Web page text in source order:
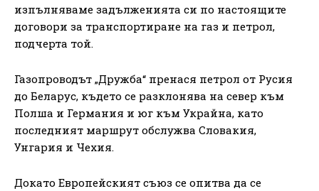
изпълняваме задълженията си по настоящите
договори за транспортиране на газ и петрол,
подчерта той.
Газопроводът „Дружба“ пренася петрол от Русия
до Беларус, където се разклонява на север към
Полша и Германия и юг към Украйна, като
последният маршрут обслужва Словакия,
Унгария и Чехия.
Докато Европейският съюз се опитва да се